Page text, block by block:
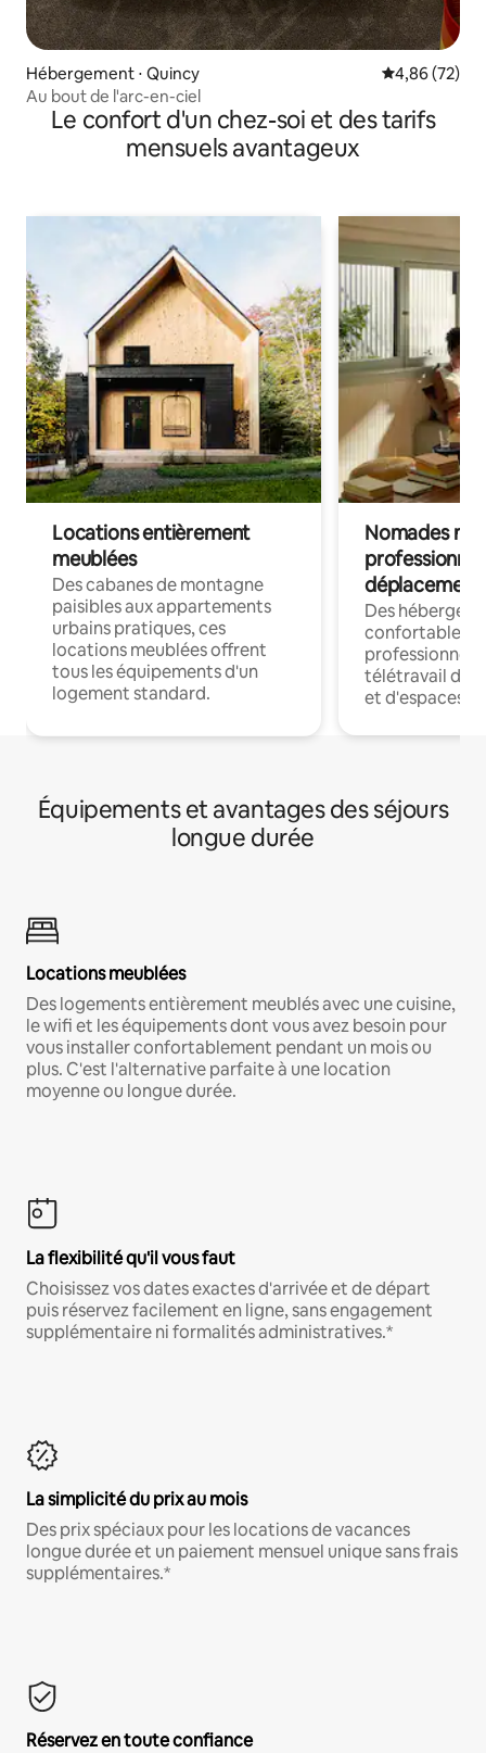
Hébergement ⋅ Quincy Évaluation
4,86 (72)
Au bout de l'arc-en-ciel
Le confort d'un chez-soi et des tarifs
mensuels avantageux
Locations entièrement
meublées
Des cabanes de montagne
paisibles aux appartements
urbains pratiques, ces
locations meublées offrent
tous les équipements d'un
logement standard.
Nomades
déplacement
Des
confortables
professionnels
télétravail
et d'espaces
Équipements et avantages des séjours
longue durée
Locations meublées
Des logements entièrement meublés avec une cuisine,
le wifi et les équipements dont vous avez besoin pour
vous installer confortablement pendant un mois ou
plus. C'est l'alternative parfaite à une location
moyenne ou longue durée.
La flexibilité qu'il vous faut
Choisissez vos dates exactes d'arrivée et de départ
puis réservez facilement en ligne, sans engagement
supplémentaire ni formalités administratives.*
La simplicité du prix au mois
Des prix spéciaux pour les locations de vacances
longue durée et un paiement mensuel unique sans frais
supplémentaires.*
Réservez en toute confiance